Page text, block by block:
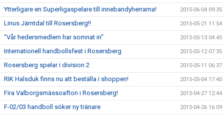
Ytterligare en Superligaspelare till innebandyherrarna! 2015-06-04 09:35
Linus Jämtdal till Rosersberg!! 2015-05-21 11:54
"Vår hedersmedlem har somnat in" 2015-05-13 04:45
Internationell handbollsfest i Rosersberg 2015-05-12 07:35
Rosersberg spelar i division 2 2015-05-11 06:37
RIK Halsduk finns nu att beställa i shoppen! 2015-05-04 17:40
Fira Valborgsmässoafton i Rosersberg! 2015-04-27 12:44
F-02/03 handboll söker ny tränare 2015-04-26 16:09